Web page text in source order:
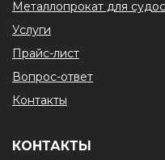
Металлопрокат для
Услуги
Прайс-лист
Вопрос-ответ
Контакты
КОНТАКТЫ